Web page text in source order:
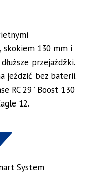
skokiem 130 mm i
przejażdżki.
jeździć bez baterii.
RC 29” Boost 130
12.
System